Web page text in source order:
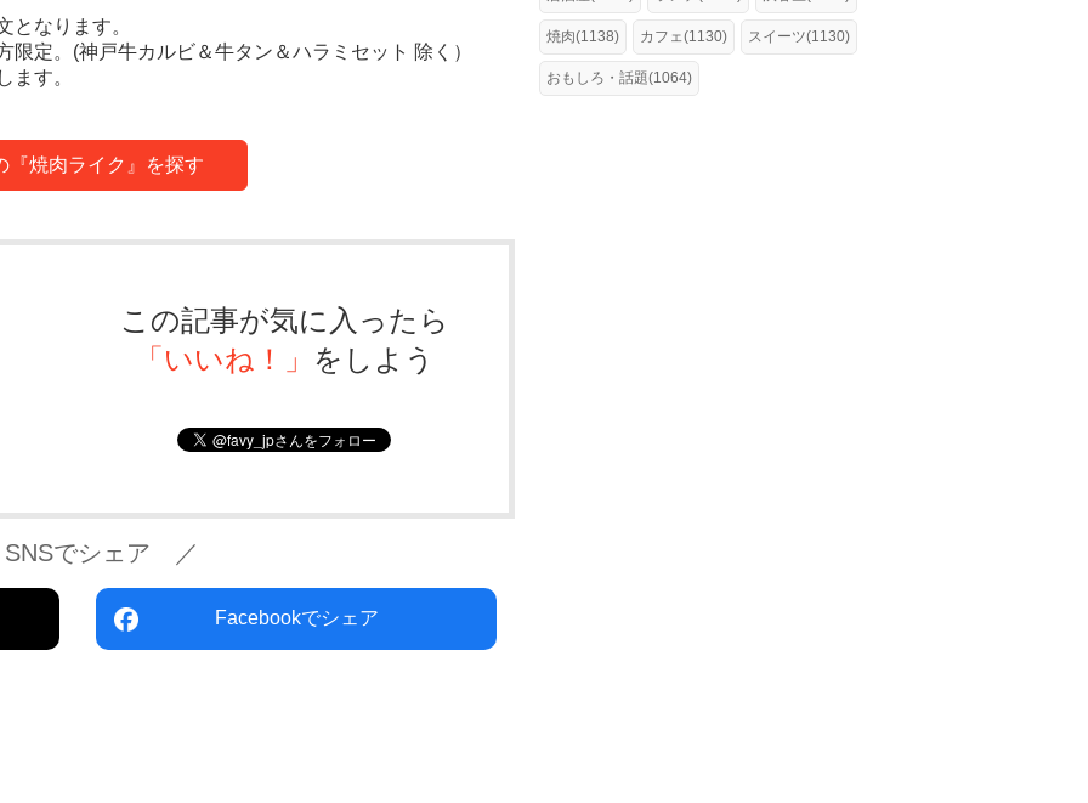
なります。
定。(神戸牛カルビ＆牛タン＆ハラミセット 除く）
ます。
『焼肉ライク』を探す
この記事が気に入ったら
「いいね！」 をしよう
でシェア ／
Facebookでシェア
焼肉(1138) カフェ(1130) スイーツ(1130)
おもしろ・話題(1064)